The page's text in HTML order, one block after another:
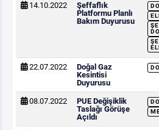
14.10.2022
Şeffaflık
Platformu Planlı
Bakım Duyurusu
22.07.2022
Doğal Gaz
Kesintisi
Duyurusu
08.07.2022
PUE Değişiklik
Taslağı Görüşe
Açıldı